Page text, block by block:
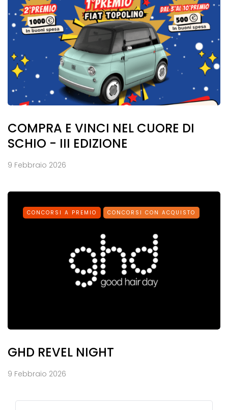
COMPRA E VINCI NEL CUORE DI
SCHIO - III EDIZIONE
9 Febbraio 2026
CONCORSI A PREMIO CONCORSI CON ACQUISTO
GHD REVEL NIGHT
9 Febbraio 2026